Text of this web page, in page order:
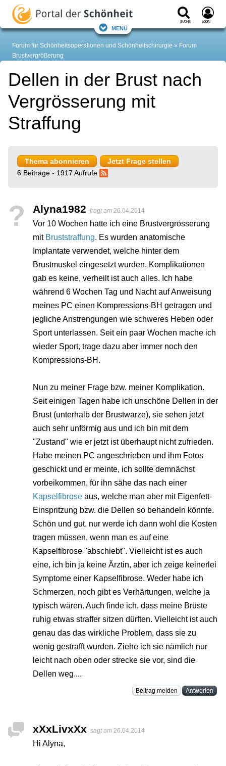
Suche Login
Menü
Forum für Schönheitsoperationen und Schönheitschirurgie
Forum
Brustvergrößerung
Dellen in der Brust nach
Vergrösserung mit
Straffung
Thema abonnieren
Jetzt Frage stellen
6 Beiträge - 1917 Aufrufe
? Alyna1982 fragt am 26.04.2014
Vor 10 Wochen hatte ich eine Brustvergrösserung
mit Bruststraffung. Es wurden anatomische
Implantate verwendet, welche hinter dem
Brustmuskel eingesetzt wurden. Komplikationen
gab es keine, verheilt ist auch alles. Ich habe
während 6 Wochen Tag und Nacht auf Anweisung
meines PC einen Kompressions-BH getragen und
jegliche Anstrengungen wie schweres Heben oder
Sport unterlassen. Seit ein paar Wochen mache ich
wieder Sport, trage dazu aber immer noch den
Kompressions-BH.
Nun zu meiner Frage bzw. meiner Komplikation.
Seit einigen Tagen habe ich unschöne Dellen in der
Brust (unterhalb der Brustwarze), sie sehen jetzt
auch sehr unförmig aus und ich bin mit dem
"Zustand" wie er jetzt ist überhaupt nicht zufrieden.
Habe meinen PC angeschrieben und ihm Fotos
geschickt und er meinte, ich sollte demnächst
vorbeikommen, für ihn sähe das nach einer
Kapselfibrose aus, welche man aber mit Eigenfett-
Einspritzung bzw. die Dellen so behandeln könnte.
Schön und gut, nur werde ich dann wohl die Kosten
tragen müssen, wenn man es auf eine
Kapselfibrose "abschiebt". Vielleicht ist es auch
eine, ich bin ja keine Ärztin, aber ich zeige keinerlei
Symptome einer Kapselfibrose. Weder habe ich
Schmerzen, noch gibt es Verhärtungen, welche ja
typisch wären. Auch finde ich, dass meine Brüste
ruhig etwas straffer sitzen dürften. Vielleicht ist auch
genau das das wirkliche Problem, dass sie zu
wenig gestrafft wurden. Ziehe ich sie nämlich nur
leicht nach oben oder strecke sie vor, sind die
Dellen weg....
Beitrag melden Antworten
xXxLivxXx sagt am 26.04.2014
Hi Alyna,